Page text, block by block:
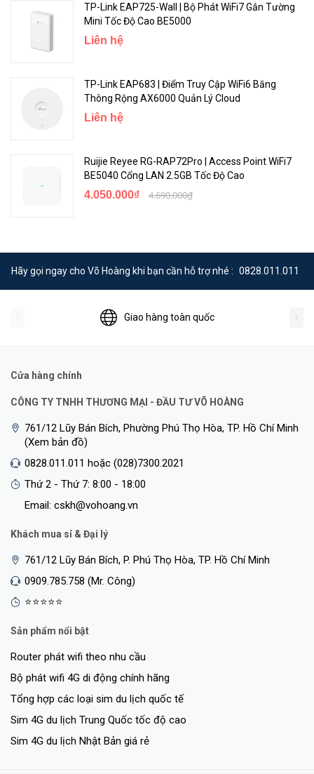
TP-Link EAP725-Wall | Bộ Phát WiFi7 Gắn Tường
Mini Tốc Độ Cao BE5000
Liên hệ
TP-Link EAP683 | Điểm Truy Cập WiFi6 Băng
Thông Rộng AX6000 Quản Lý Cloud
Liên hệ
Ruijie Reyee RG-RAP72Pro | Access Point WiFi7
BE5040 Cổng LAN 2.5GB Tốc Độ Cao
4.050.000₫ 4.690.000₫
Hãy gọi ngay cho Võ Hoàng khi bạn cần hỗ trợ nhé : 0828.011.011
Giao hàng toàn quốc
Cửa hàng chính
CÔNG TY TNHH THƯƠNG MẠI - ĐẦU TƯ VÕ HOÀNG
761/12 Lũy Bán Bích, Phường Phú Thọ Hòa, TP. Hồ Chí Minh
(Xem bản đồ)
0828.011.011 hoặc (028)7300.2021
Thứ 2 - Thứ 7: 8:00 - 18:00
Email: cskh@vohoang.vn
Khách mua sỉ & Đại lý
761/12 Lũy Bán Bích, P. Phú Thọ Hòa, TP. Hồ Chí Minh
0909.785.758 (Mr. Công)
⭐⭐⭐⭐⭐
Sản phẩm nổi bật
Router phát wifi theo nhu cầu
Bộ phát wifi 4G di động chính hãng
Tổng hợp các loại sim du lịch quốc tế
Sim 4G du lịch Trung Quốc tốc độ cao
Sim 4G du lịch Nhật Bản giá rẻ